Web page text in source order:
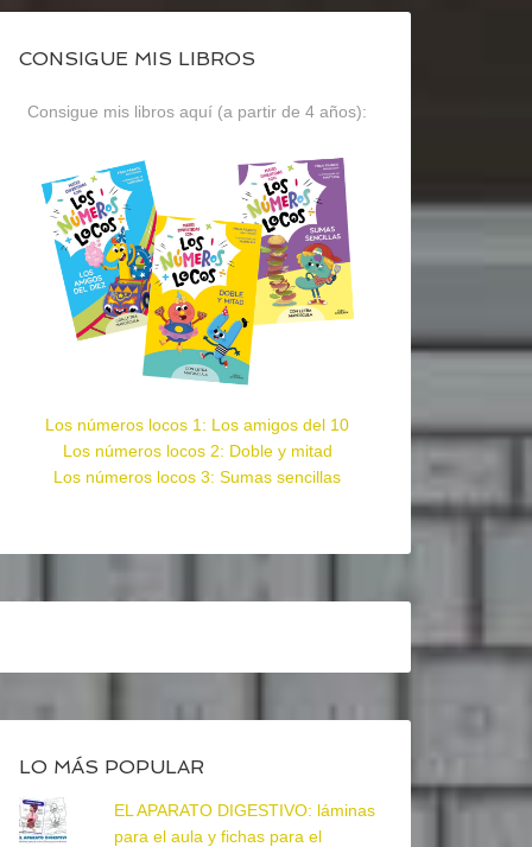
CONSIGUE MIS LIBROS
Consigue mis libros aquí (a partir de 4 años):
Los números locos 1: Los amigos del 10
Los números locos 2: Doble y mitad
Los números locos 3: Sumas sencillas
LO MÁS POPULAR
EL APARATO DIGESTIVO: láminas
para el aula y fichas para el